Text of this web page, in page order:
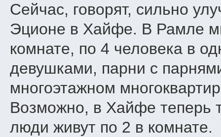
Сейчас, говорят, сильно
Эционе в Хайфе. В Рамле
комнате, по 4 человека в
девушками, парни с
многоэтажном
Возможно, в Хайфе теперь
люди живут по 2 в комнате.